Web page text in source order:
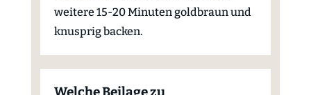
weitere 15-20 Minuten goldbraun und
knusprig backen.